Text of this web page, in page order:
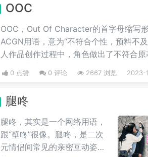
OOC
OOC，Out Of Character的首字母缩写
ACGN用语，意为“不符合个性，预料不
人作品创作过程中，角色做出了不符合原
的行为举止，并且没有合理的铺垫作为转
其做出原角色不可能做出的行为，简言之
是他出戏了。多出现于cos圈和同人文中
像不符的人设崩塌行为和语言，俗称人
0 点赞 0 评论 2667 浏览 2023-
腿咚
腿咚，其实是一个网络用语，
跟“壁咚”很像。腿咚，是二次
元情侣间常见的亲密互动姿